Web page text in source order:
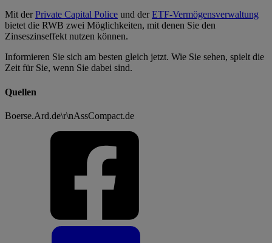
Mit derPrivate Capital Police und derETF-Vermögensverwaltung
bietet die RWB zwei Möglichkeiten, mit denen Sie den
Zinseszinseffekt nutzen können.
Informieren Sie sich am besten gleich jetzt. Wie Sie sehen, spielt die
Zeit für Sie, wenn Sie dabei sind.
Quellen
Boerse.Ard.de\r\nAssCompact.de